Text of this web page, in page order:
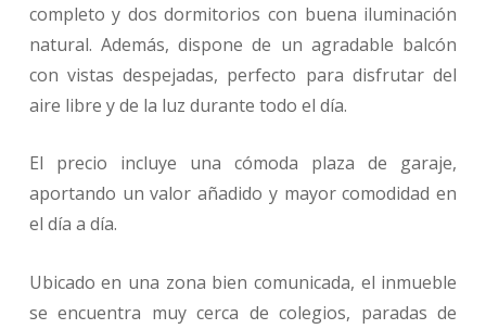
completo y dos dormitorios con buena iluminación
natural. Además, dispone de un agradable balcón
con vistas despejadas, perfecto para disfrutar del
aire libre y de la luz durante todo el día.
El precio incluye una cómoda plaza de garaje,
aportando un valor añadido y mayor comodidad en
el día a día.
Ubicado en una zona bien comunicada, el inmueble
se encuentra muy cerca de colegios, paradas de